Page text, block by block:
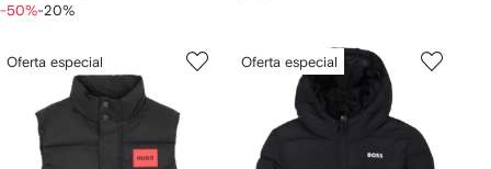
-50%-20%
Oferta especial Oferta especial